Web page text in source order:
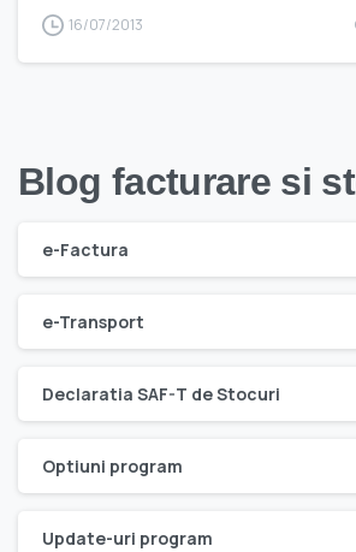
16/07/2013
Blog facturare si
e-Factura
e-Transport
Declaratia SAF-T de Stocuri
Optiuni program
Update-uri program